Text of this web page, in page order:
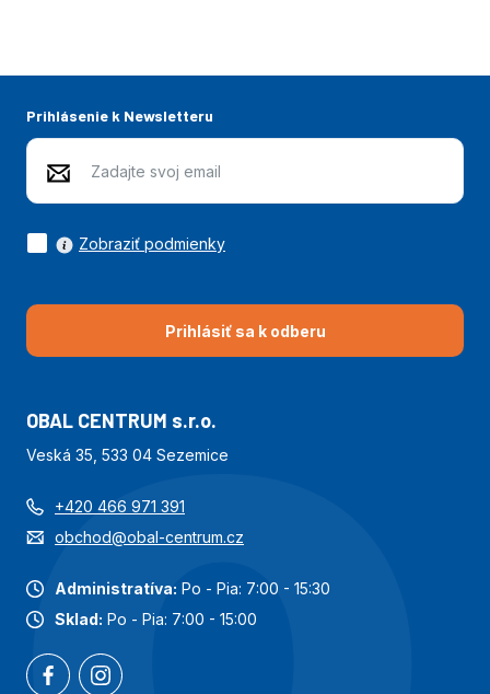
Prihlásenie k Newsletteru
Prihlásiť sa k odberu
Zobraziť podmienky
OBAL CENTRUM s.r.o.
Veská 35, 533 04 Sezemice
+420 466 971 391
obchod@obal-centrum.cz
Administratíva: Po - Pia: 7:00 - 15:30
Sklad: Po - Pia: 7:00 - 15:00